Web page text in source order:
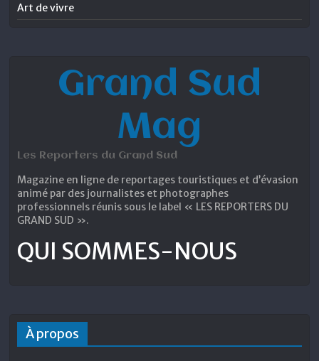
Art de vivre
Grand Sud
Mag
Les Reporters du Grand Sud
Magazine en ligne de reportages touristiques et d’évasion
animé par des journalistes et photographes
professionnels réunis sous le label « LES REPORTERS DU
GRAND SUD ».
QUI SOMMES-NOUS
À propos